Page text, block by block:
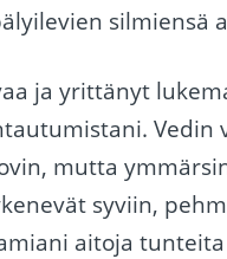
silmiensä
ja yrittänyt
mutta
syviin,
aitoja